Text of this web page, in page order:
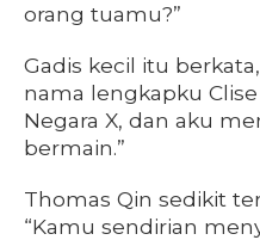
orang tuamu?”
Gadis kecil itu
nama lengkapku Clise
Negara X, dan aku
bermain.”
Thomas Qin sedikit
“Kamu sendirian